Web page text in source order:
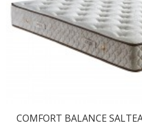
COMFORT BALANCE